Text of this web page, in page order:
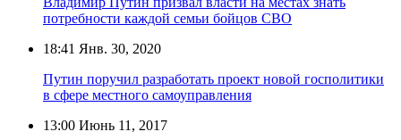
потребности каждой семьи бойцов СВО
18:41 Янв. 30, 2020
Путин поручил разработать проект новой госполитики
в сфере местного самоуправления
13:00 Июнь 11, 2017